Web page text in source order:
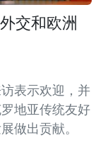
交和欧洲
表示欢迎，并
地亚传统友好
做出贡献。